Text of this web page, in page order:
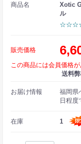
商品名
Xotic
ル
販売価格
この商品には会員価格が
送料
お届け情報
福岡県
日程度
在庫 1